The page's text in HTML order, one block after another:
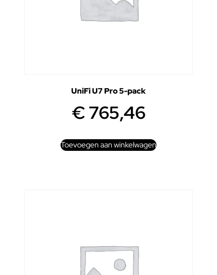
UniFi U7 Pro 5-pack
€765,46
Toevoegen aan winkelwagen